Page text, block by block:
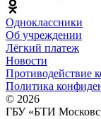
Одноклассники
Об учреждении
Лёгкий платеж
Новости
Противодействие
Политика
© 2026
ГБУ «БТИ